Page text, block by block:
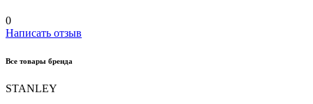
0
Написать отзыв
Все товары бренда
STANLEY